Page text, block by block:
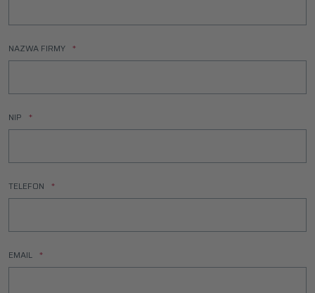
NAZWA FIRMY
NIP
TELEFON
EMAIL